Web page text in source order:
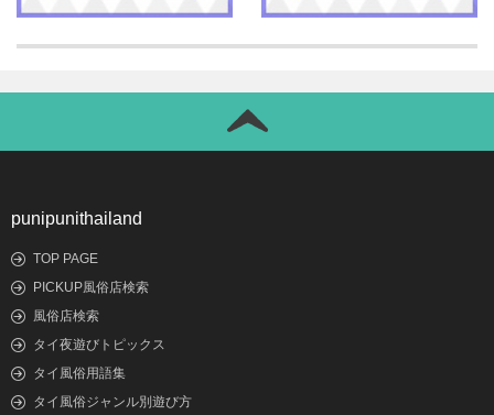
punipunithailand
TOP PAGE
PICKUP風俗店検索
風俗店検索
タイ夜遊びトピックス
タイ風俗用語集
タイ風俗ジャンル別遊び方